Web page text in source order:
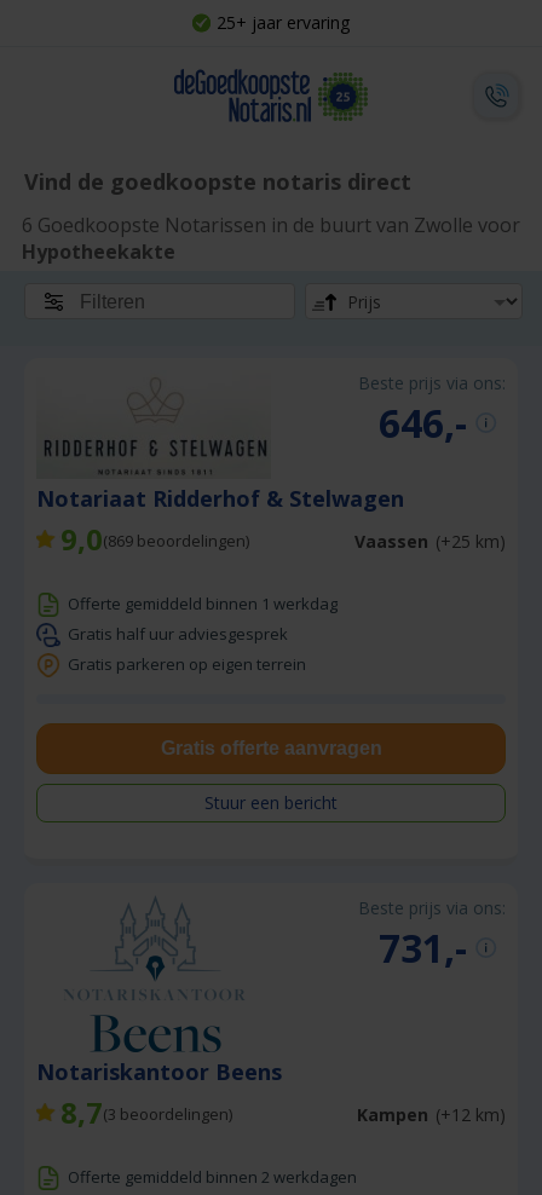
25+ jaar ervaring
Vind de goedkoopste notaris direct
6 Goedkoopste Notarissen in de buurt van Zwolle voor
Hypotheekakte
Filteren
Beste prijs via ons:
646,-
Notariaat Ridderhof & Stelwagen
9,0(869 beoordelingen) Vaassen (+25 km)
Offerte gemiddeld binnen 1 werkdag
Gratis half uur adviesgesprek
Gratis parkeren op eigen terrein
Gratis offerte aanvragen
Stuur een bericht
Beste prijs via ons:
731,-
Notariskantoor Beens
8,7(3 beoordelingen) Kampen (+12 km)
Offerte gemiddeld binnen 2 werkdagen